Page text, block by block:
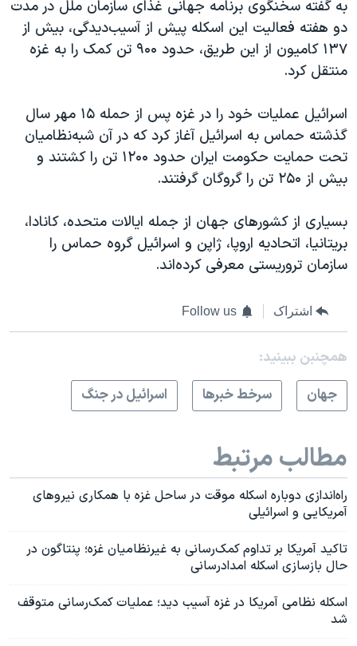
به گفته سخنگوی برنامه جهانی غذای سازمان ملل در مدت
دو هفته فعالیت این اسکله پیش از آسیب‌دیدگی، بیش از
۱۳۷ کامیون از این طریق، حدود ۹۰۰ تن کمک را به غزه
منتقل کرد.
اسرائیل عملیات خود را در غزه پس از حمله ۱۵ مهر سال
گذشته حماس به اسرائیل آغاز کرد که در آن شبه‌نظامیان
تحت حمایت حکومت ایران حدود ۱۲۰۰ تن را کشتند و
بیش از ۲۵۰ تن را گروگان گرفتند.
بسیاری از کشورهای جهان از جمله ایالات متحده، کانادا،
بریتانیا، اتحادیه اروپا، ژاپن و اسرائیل گروه حماس را
سازمان تروریستی معرفی کرده‌اند.
اشتراک Follow us
همچنبن ببینید:
جهان
سرخط خبرها اسرائیل در جنگ
مطالب مرتبط
راه‌اندازی دوباره اسکله موقت در ساحل غزه با همکاری نیروهای
آمریکایی و اسرائیلی
تاکید آمریکا بر تداوم کمک‌رسانی به غیرنظامیان غزه؛ پنتاگون در
حال بازسازی اسکله امدادرسانی
اسکله نظامی آمریکا در غزه آسیب دید؛ عملیات کمک‌رسانی متوقف
شد